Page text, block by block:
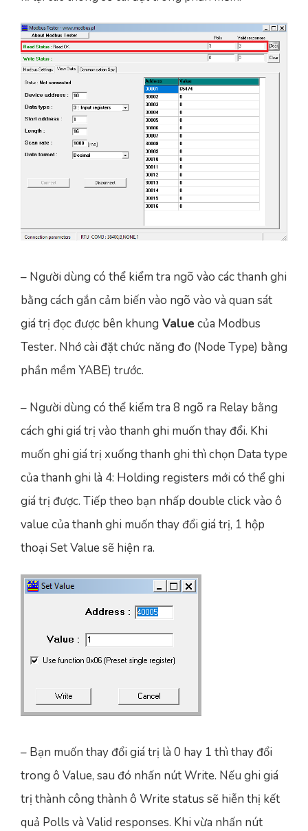
– Người dùng có thể kiểm tra ngõ vào các thanh ghi
bằng cách gắn cảm biến vào ngõ vào và quan sát
giá trị đọc được bên khung Value của Modbus
Tester. Nhớ cài đặt chức năng đo (Node Type) bằng
phần mềm YABE) trước.
– Người dùng có thể kiểm tra 8 ngõ ra Relay bằng
cách ghi giá trị vào thanh ghi muốn thay đổi. Khi
muốn ghi giá trị xuống thanh ghi thì chọn Data type
của thanh ghi là 4: Holding registers mới có thể ghi
giá trị được. Tiếp theo bạn nhấp double click vào ô
value của thanh ghi muốn thay đổi giá trị, 1 hộp
thoại Set Value sẽ hiện ra.
– Bạn muốn thay đổi giá trị là 0 hay 1 thì thay đổi
trong ô Value, sau đó nhấn nút Write. Nếu ghi giá
trị thành công thành ô Write status sẽ hiễn thị kết
quả Polls và Valid responses. Khi vừa nhấn nút